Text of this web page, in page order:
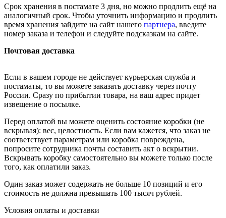
Срок хранения в постамате 3 дня, но можно продлить ещё на
аналогичный срок. Чтобы уточнить информацию и продлить
время хранения зайдите на сайт нашего партнера, введите
номер заказа и телефон и следуйте подсказкам на сайте.
Почтовая доставка
Если в вашем городе не действует курьерская служба и
постаматы, то вы можете заказать доставку через почту
России. Сразу по прибытии товара, на ваш адрес придет
извещение о посылке.
Перед оплатой вы можете оценить состояние коробки (не
вскрывая): вес, целостность. Если вам кажется, что заказ не
соответствует параметрам или коробка повреждена,
попросите сотрудника почты составить акт о вскрытии.
Вскрывать коробку самостоятельно вы можете только после
того, как оплатили заказ.
Один заказ может содержать не больше 10 позиций и его
стоимость не должна превышать 100 тысяч рублей.
Условия оплаты и доставки